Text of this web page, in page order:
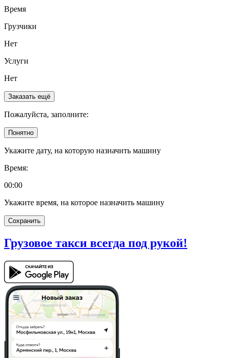
Время
Грузчики
Нет
Услуги
Нет
Заказать ещё
Пожалуйста, заполните:
Понятно
Укажите дату, на которую назначить машину
Время:
00:00
Укажите время, на которое назначить машину
Сохранить
Грузовое такси всегда под рукой!